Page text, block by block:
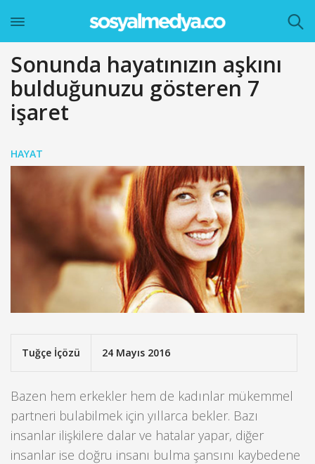
Sonunda hayatınızın aşkını
bulduğunuzu gösteren 7
işaret
HAYAT
Tuğçe İçözü 24 Mayıs 2016
Bazen hem erkekler hem de kadınlar mükemmel
partneri bulabilmek için yıllarca bekler. Bazı
insanlar ilişkilere dalar ve hatalar yapar, diğer
insanlar ise doğru insanı bulma şansını kaybedene